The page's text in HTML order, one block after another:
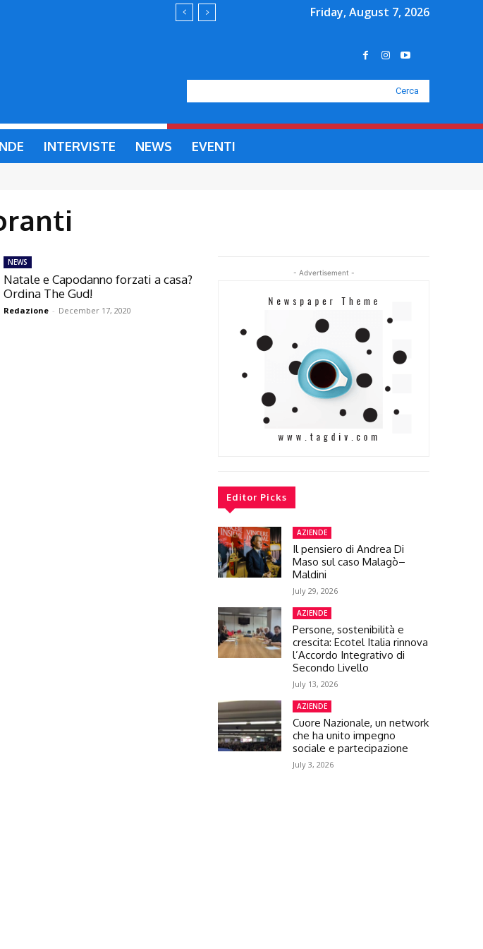
Friday, August 7, 2026
Cerca
INTERVISTE NEWS EVENTI
NEWS
Natale e Capodanno forzati a casa?
Ordina The Gud!
Redazione - December 17, 2020
- Advertisement -
Editor Picks
AZIENDE
Il pensiero di Andrea Di
Maso sul caso Malagò–
Maldini
July 29, 2026
AZIENDE
Persone, sostenibilità e
crescita: Ecotel Italia rinnova
l’Accordo Integrativo di
Secondo Livello
July 13, 2026
AZIENDE
Cuore Nazionale, un network
che ha unito impegno
sociale e partecipazione
July 3, 2026